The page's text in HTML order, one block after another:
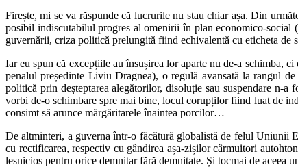
Firește, mi se va răspunde că lucrurile nu stau chiar așa. Din
posibil indiscutabilul progres al omenirii în plan economico-social
guvernării, criza politică prelungită fiind echivalentă cu eticheta de
Iar eu spun că excepțiile au însușirea lor aparte nu de-a schimba,
penalul președinte Liviu Dragnea), o regulă avansată la rangul
politică prin deșteptarea alegătorilor, disoluție sau suspendare n-
vorbi de-o schimbare spre mai bine, locul corupților fiind luat de
consimt să arunce mărgăritarele înaintea porcilor…
De altminteri, a guverna într-o făcătură globalistă de felul Uniunii
cu rectificarea, respectiv cu gândirea așa-zișilor cârmuitori
lesnicios pentru orice demnitar fără demnitate. Și tocmai de aceea